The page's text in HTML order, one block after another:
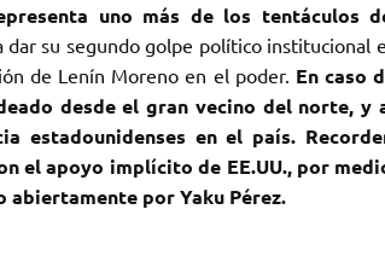
uno más de los tentáculos
su segundo golpe político institucional
de Lenín Moreno en el poder. En caso
desde el gran vecino del norte, y
estadounidenses en el país.
el apoyo implícito de EE.UU., por
abiertamente por Yaku Pérez.